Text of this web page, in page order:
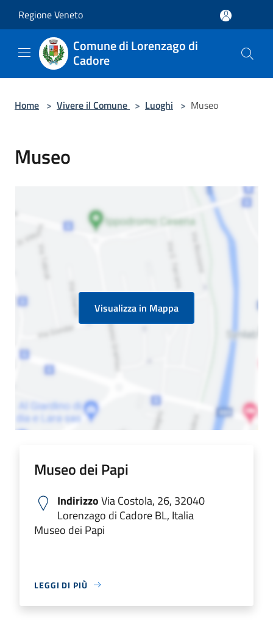
Regione Veneto
Comune di Lorenzago di
Cadore
Home > Vivere il Comune > Luoghi > Museo
Museo
Visualizza in Mappa
Museo dei Papi
IndirizzoVia Costola, 26, 32040
Lorenzago di Cadore BL, Italia
Museo dei Papi
LEGGI DI PIÙ